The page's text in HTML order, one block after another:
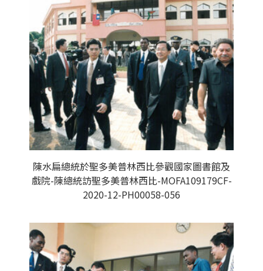
陳水扁總統於聖多美普林西比參觀國家圖書館及
戲院-陳總統訪聖多美普林西比-MOFA109179CF-
2020-12-PH00058-056